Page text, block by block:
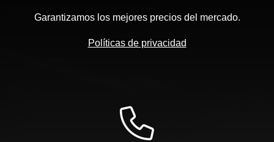
Garantizamos los mejores precios del mercado.
Políticas de privacidad